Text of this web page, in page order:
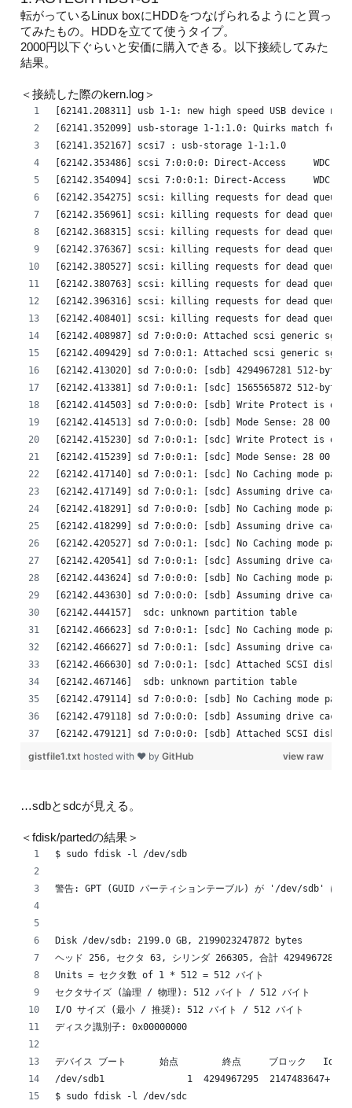
転がっているLinux boxにHDDをつなげられるようにと買っ
てみたもの。HDDを立てて使うタイプ。
2000円以下ぐらいと安価に購入できる。以下接続してみた
結果。
＜接続した際のkern.log＞
[62141.208311] usb 1-1: new high speed USB device
[62141.352099] usb-storage 1-1:1.0: Quirks match for
[62141.352167] scsi7 : usb-storage 1-1:1.0
[62142.353486] scsi 7:0:0:0: Direct-Access     WDC
[62142.354094] scsi 7:0:0:1: Direct-Access     WDC
[62142.354275] scsi: killing requests for dead queue
[62142.356961] scsi: killing requests for dead queue
[62142.368315] scsi: killing requests for dead queue
[62142.376367] scsi: killing requests for dead queue
[62142.380527] scsi: killing requests for dead queue
[62142.380763] scsi: killing requests for dead queue
[62142.396316] scsi: killing requests for dead queue
[62142.408401] scsi: killing requests for dead queue
[62142.408987] sd 7:0:0:0: Attached scsi generic sg1
[62142.409429] sd 7:0:0:1: Attached scsi generic sg2
[62142.413020] sd 7:0:0:0: [sdb] 4294967281 512-
[62142.413381] sd 7:0:0:1: [sdc] 1565565872 512-
[62142.414503] sd 7:0:0:0: [sdb] Write Protect is off
[62142.414513] sd 7:0:0:0: [sdb] Mode Sense: 28 00 00
[62142.415230] sd 7:0:0:1: [sdc] Write Protect is off
[62142.415239] sd 7:0:0:1: [sdc] Mode Sense: 28 00 00
[62142.417140] sd 7:0:0:1: [sdc] No Caching mode page
[62142.417149] sd 7:0:0:1: [sdc] Assuming drive
[62142.418291] sd 7:0:0:0: [sdb] No Caching mode page
[62142.418299] sd 7:0:0:0: [sdb] Assuming drive
[62142.420527] sd 7:0:0:1: [sdc] No Caching mode page
[62142.420541] sd 7:0:0:1: [sdc] Assuming drive
[62142.443624] sd 7:0:0:0: [sdb] No Caching mode page
[62142.443630] sd 7:0:0:0: [sdb] Assuming drive
[62142.444157]  sdc: unknown partition table
[62142.466623] sd 7:0:0:1: [sdc] No Caching mode page
[62142.466627] sd 7:0:0:1: [sdc] Assuming drive
[62142.466630] sd 7:0:0:1: [sdc] Attached SCSI disk
[62142.467146]  sdb: unknown partition table
[62142.479114] sd 7:0:0:0: [sdb] No Caching mode page
[62142.479118] sd 7:0:0:0: [sdb] Assuming drive
[62142.479121] sd 7:0:0:0: [sdb] Attached SCSI disk
view raw
gistfile1.txt hosted with ❤ by GitHub
…sdbとsdcが見える。
＜fdisk/partedの結果＞
$ sudo fdisk -l /dev/sdb
警告: GPT (GUID パーティションテーブル) が '/dev/sdb' に検
Disk /dev/sdb: 2199.0 GB, 2199023247872 bytes
ヘッド 256, セクタ 63, シリンダ 266305, 合計 4294967281
Units = セクタ数 of 1 * 512 = 512 バイト
セクタサイズ (論理 / 物理): 512 バイト / 512 バイト
I/O サイズ (最小 / 推奨): 512 バイト / 512 バイト
ディスク識別子: 0x00000000
デバイス ブート      始点        終点     ブロック   Id  シ
/dev/sdb1               1  4294967295  2147483647+  ee
$ sudo fdisk -l /dev/sdc